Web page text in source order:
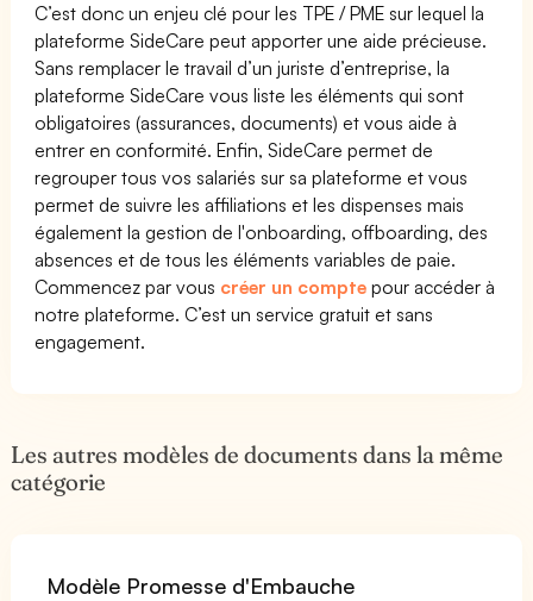
C’est donc un enjeu clé pour les TPE / PME sur lequel la
plateforme SideCare peut apporter une aide précieuse.
Sans remplacer le travail d’un juriste d’entreprise, la
plateforme SideCare vous liste les éléments qui sont
obligatoires (assurances, documents) et vous aide à
entrer en conformité. Enfin, SideCare permet de
regrouper tous vos salariés sur sa plateforme et vous
permet de suivre les affiliations et les dispenses mais
également la gestion de l'onboarding, offboarding, des
absences et de tous les éléments variables de paie.
Commencez par vous créer un compte pour accéder à
notre plateforme. C’est un service gratuit et sans
engagement.
Les autres modèles de documents dans la même
catégorie
Modèle Promesse d'Embauche